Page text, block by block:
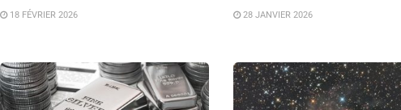
18 FÉVRIER 2026 28 JANVIER 2026